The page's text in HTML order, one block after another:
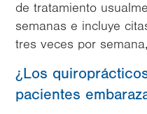
de tratamiento
semanas e incluye
tres veces por
¿Los
pacientes